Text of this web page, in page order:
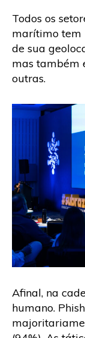
Todos os
marítimo tem
de sua
mas também
outras.
Afinal, na
humano.